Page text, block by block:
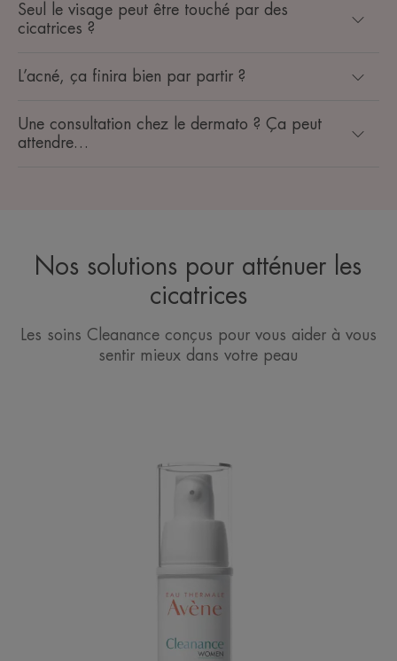
Seul le visage peut être touché par des
cicatrices ?
L’acné, ça finira bien par partir ?
Une consultation chez le dermato ? Ça peut
attendre…
Nos solutions pour atténuer les
cicatrices
Les soins Cleanance conçus pour vous aider à vous
sentir mieux dans votre peau